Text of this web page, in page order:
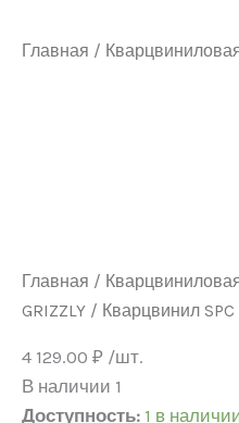
Главная /
Главная /
GRIZZLY / Кварцвинил
4 129.00 ₽ /шт.
В наличии 1
Доступность: 1 в